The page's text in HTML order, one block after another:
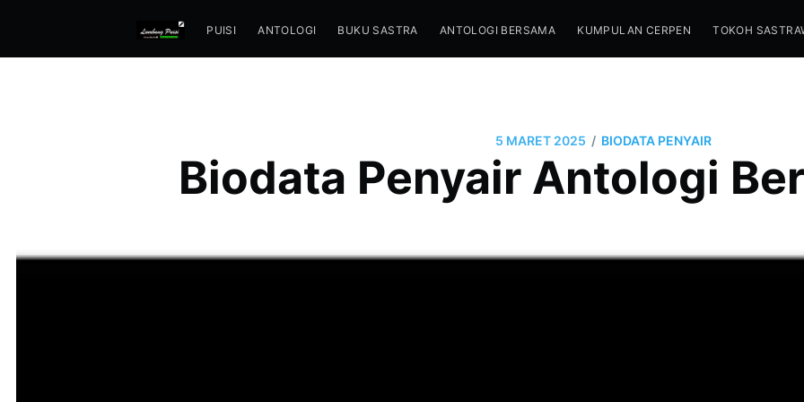
PUISI ANTOLOGI BUKU SASTRA ANTOLOGI BERSAMA KUMPULAN CERPEN TOKOH
5 MARET 2025 / BIODATA PENYAIR
Biodata Penyair Antologi